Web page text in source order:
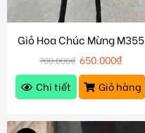
Giỏ Hoa Chúc Mừng M355
700.000₫ 650.000₫
Chi tiết
Giỏ hàng